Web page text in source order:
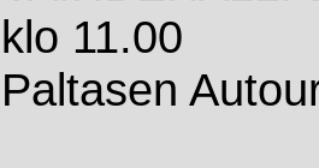
klo 11.00
Paltasen